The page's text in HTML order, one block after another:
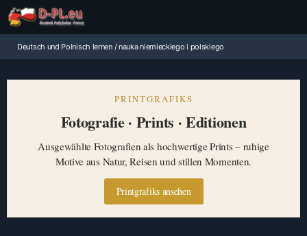
Deutsch und Polnisch lernen / nauka niemieckiego i polskiego
PRINTGRAFIKS
Fotografie · Prints · Editionen
Ausgewählte Fotografien als hochwertige Prints – ruhige
Motive aus Natur, Reisen und stillen Momenten.
Printgrafiks ansehen